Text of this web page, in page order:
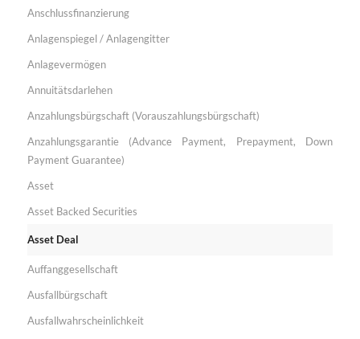
Anschlussfinanzierung
Anlagenspiegel / Anlagengitter
Anlagevermögen
Annuitätsdarlehen
Anzahlungsbürgschaft (Vorauszahlungsbürgschaft)
Anzahlungsgarantie (Advance Payment, Prepayment, Down
Payment Guarantee)
Asset
Asset Backed Securities
Asset Deal
Auffanggesellschaft
Ausfallbürgschaft
Ausfallwahrscheinlichkeit